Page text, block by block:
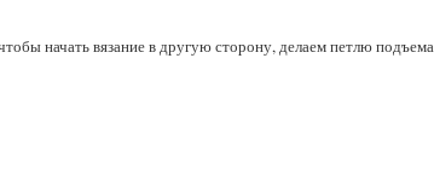
начать вязание в другую сторону, делаем петлю